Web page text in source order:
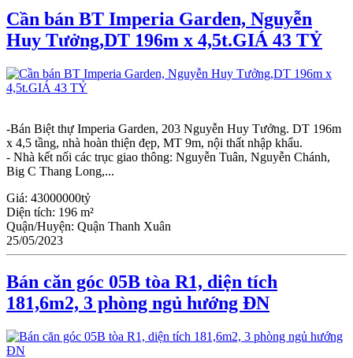
Cần bán BT Imperia Garden, Nguyễn
Huy Tưởng,DT 196m x 4,5t.GIÁ 43 TỶ
-Bán Biệt thự Imperia Garden, 203 Nguyễn Huy Tưởng. DT 196m
x 4,5 tầng, nhà hoàn thiện đẹp, MT 9m, nội thất nhập khẩu.
- Nhà kết nối các trục giao thông: Nguyễn Tuân, Nguyễn Chánh,
Big C Thang Long,...
Giá: 43000000tỷ
Diện tích: 196 m²
Quận/Huyện: Quận Thanh Xuân
25/05/2023
Bán căn góc 05B tòa R1, diện tích
181,6m2, 3 phòng ngủ hướng ĐN